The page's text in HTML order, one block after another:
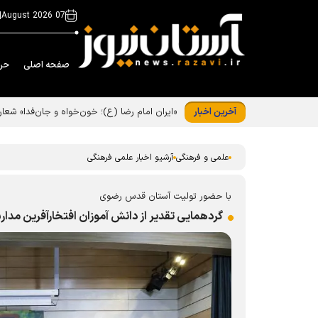
07 August 2026
|
صفحه اصلی
آخرین اخبار «ایران امام رضا (ع)؛ خون‌خواه و جان‌فدا»
علمی و فرهنگی آرشیو اخبار علمی فرهنگی
با حضور تولیت آستان قدس رضوی
گردهمایی تقدیر از دانش آموزان افتخارآفرین